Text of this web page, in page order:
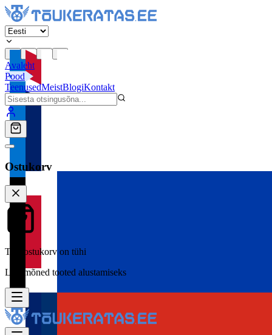
Avaleht
Pood
TeenusedMeistBlogiKontakt
Ostukorv
Teie ostukorv on tühi
Lisa mõned tooted alustamiseks